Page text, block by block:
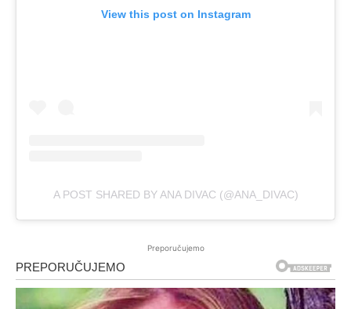
View this post on Instagram
A POST SHARED BY ANA DIVAC (@ANA_DIVAC)
Preporučujemo